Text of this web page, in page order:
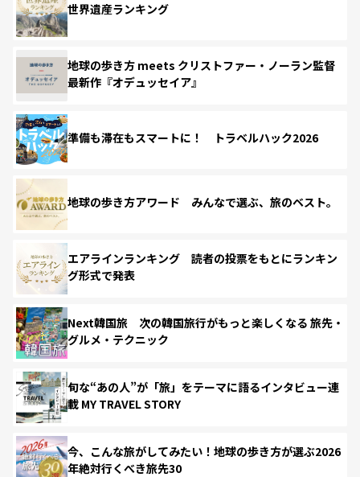
世界遺産ランキング
地球の歩き方 meets クリストファー・ノーラン監督
最新作『オデュッセイア』
準備も滞在もスマートに！ トラベルハック2026
地球の歩き方アワード みんなで選ぶ、旅のベスト。
エアラインランキング 読者の投票をもとにランキン
グ形式で発表
Next韓国旅 次の韓国旅行がもっと楽しくなる 旅先・
グルメ・テクニック
旬な“あの人”が「旅」をテーマに語るインタビュー連
載 MY TRAVEL STORY
今、こんな旅がしてみたい！地球の歩き方が選ぶ2026
年絶対行くべき旅先30